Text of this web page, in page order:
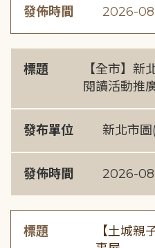
發佈時間 2026-
標題
【全市】新
閱讀活動推
發布單位 新北市圖
發佈時間 2026-
標題
【土城親